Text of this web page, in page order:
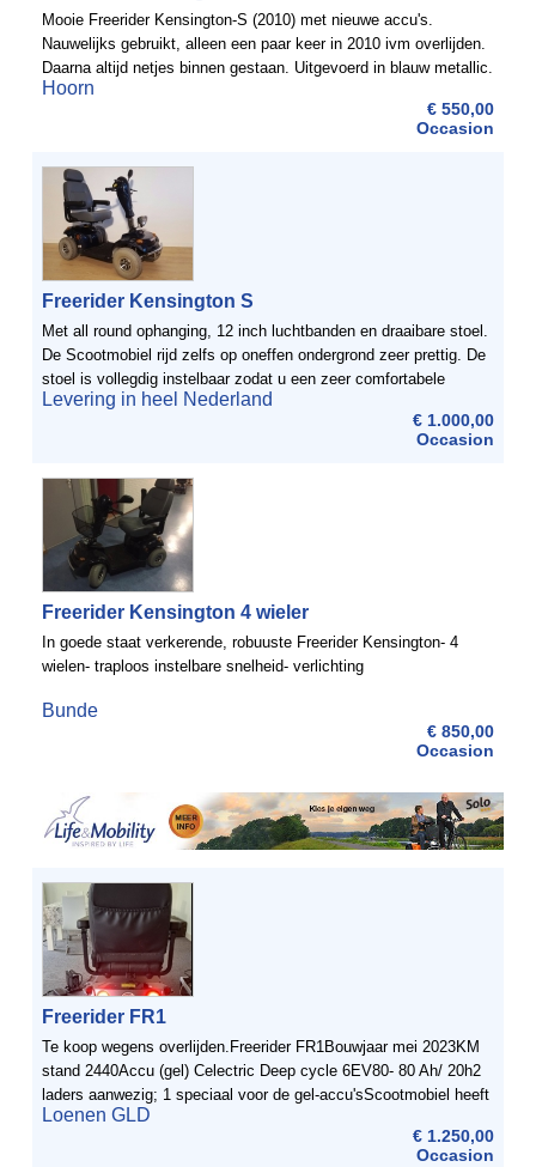
Mooie Freerider Kensington-S (2010) met nieuwe accu's.
Nauwelijks gebruikt, alleen een paar keer in 2010 ivm overlijden.
Daarna altijd netjes binnen gestaan. Uitgevoerd in blauw metallic.
Alles functioneert prima.Toebehoren: ...
Hoorn
€ 550,00
Occasion
Freerider Kensington S
Met all round ophanging, 12 inch luchtbanden en draaibare stoel.
De Scootmobiel rijd zelfs op oneffen ondergrond zeer prettig. De
stoel is vollegdig instelbaar zodat u een zeer comfortabele
zitpositie kunt ...
Levering in heel Nederland
€ 1.000,00
Occasion
Freerider Kensington 4 wieler
In goede staat verkerende, robuuste Freerider Kensington- 4
wielen- traploos instelbare snelheid- verlichting
Bunde
€ 850,00
Occasion
Freerider FR1
Te koop wegens overlijden.Freerider FR1Bouwjaar mei 2023KM
stand 2440Accu (gel) Celectric Deep cycle 6EV80- 80 Ah/ 20h2
laders aanwezig; 1 speciaal voor de gel-accu'sScootmobiel heeft
niet lang stil gestaan, accu's zijn in goede ...
Loenen GLD
€ 1.250,00
Occasion